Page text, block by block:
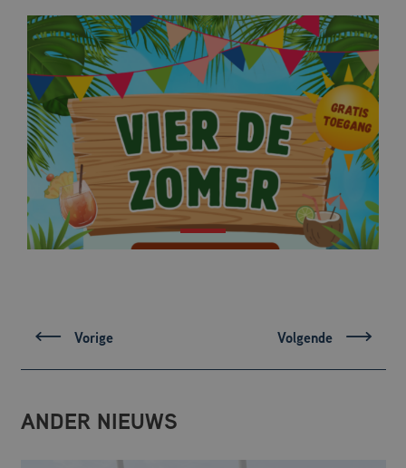
Vorige Volgende
ANDER NIEUWS